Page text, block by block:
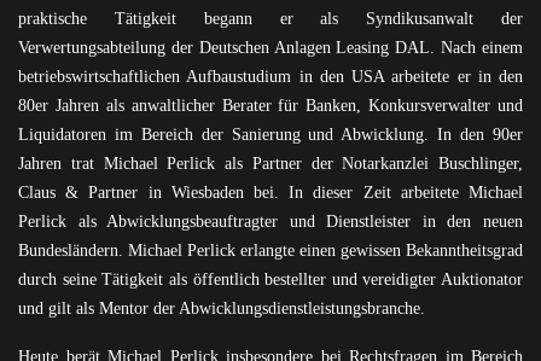
praktische Tätigkeit begann er als Syndikusanwalt der
Verwertungsabteilung der Deutschen Anlagen Leasing DAL. Nach einem
betriebswirtschaftlichen Aufbaustudium in den USA arbeitete er in den
80er Jahren als anwaltlicher Berater für Banken, Konkursverwalter und
Liquidatoren im Bereich der Sanierung und Abwicklung. In den 90er
Jahren trat Michael Perlick als Partner der Notarkanzlei Buschlinger,
Claus & Partner in Wiesbaden bei. In dieser Zeit arbeitete Michael
Perlick als Abwicklungsbeauftragter und Dienstleister in den neuen
Bundesländern. Michael Perlick erlangte einen gewissen Bekanntheitsgrad
durch seine Tätigkeit als öffentlich bestellter und vereidigter Auktionator
und gilt als Mentor der Abwicklungsdienstleistungsbranche.
Heute berät Michael Perlick insbesondere bei Rechtsfragen im Bereich